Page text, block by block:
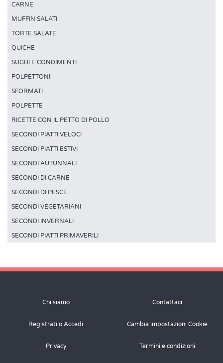
CARNE
MUFFIN SALATI
TORTE SALATE
QUICHE
SUGHI E CONDIMENTI
POLPETTONI
SFORMATI
POLPETTE
RICETTE CON IL PETTO DI POLLO
SECONDI PIATTI VELOCI
SECONDI PIATTI ESTIVI
SECONDI AUTUNNALI
SECONDI DI CARNE
SECONDI DI PESCE
SECONDI VEGETARIANI
SECONDI INVERNALI
SECONDI PIATTI PRIMAVERILI
Chi siamo Contattaci
Registrati o Accedi Cambia impostazioni Cookie
Privacy Termini e condizioni